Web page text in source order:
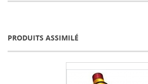
PRODUITS ASSIMILÉ